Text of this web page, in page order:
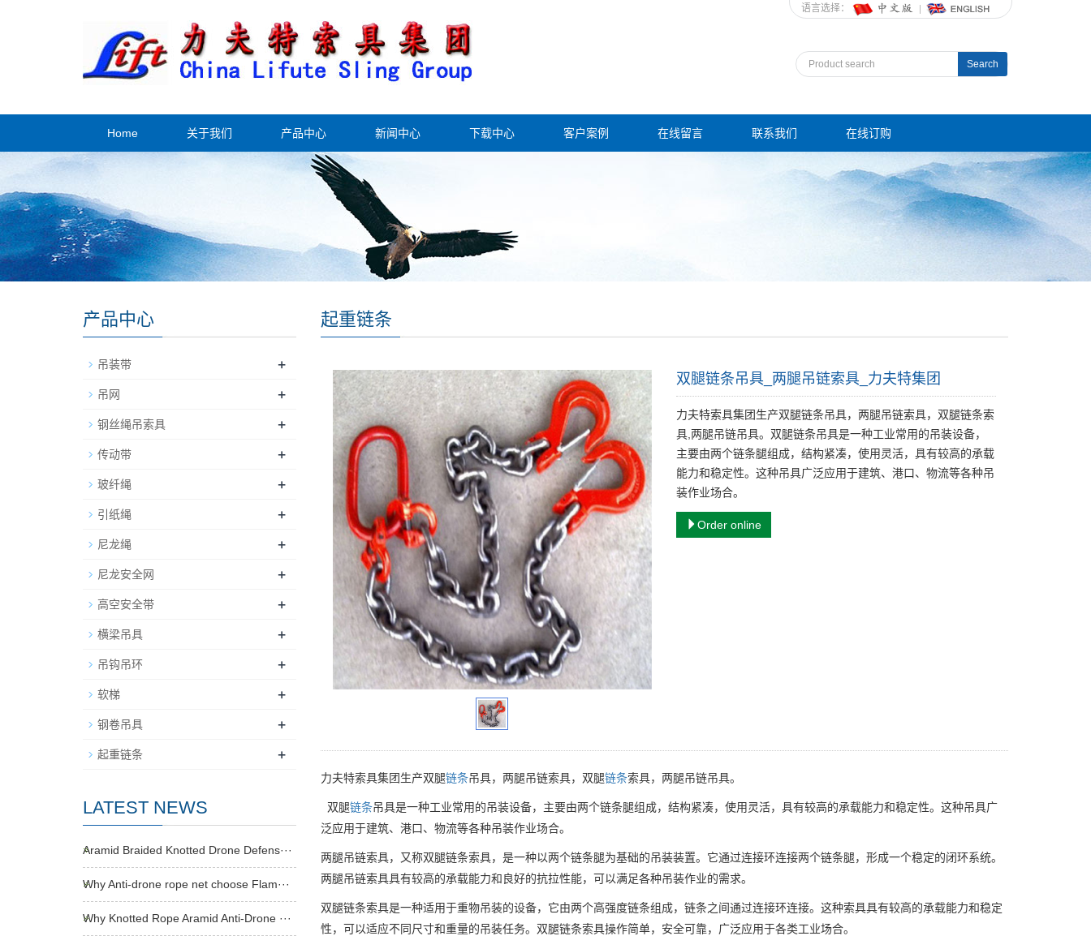
语言选择：
Search
Home 关于我们 产品中心 新闻中心 下载中心 客户案例 在线留言 联系我们 在线订购
起重链条
双腿链条吊具_两腿吊链索具_力夫特集团
力夫特索具集团生产双腿链条吊具，两腿吊链索具，双腿链条索
具,两腿吊链吊具。双腿链条吊具是一种工业常用的吊装设备，
主要由两个链条腿组成，结构紧凑，使用灵活，具有较高的承载
能力和稳定性。这种吊具广泛应用于建筑、港口、物流等各种吊
装作业场合。
Order online
力夫特索具集团生产双腿链条吊具，两腿吊链索具，双腿链条索具，两腿吊链吊具。
双腿链条吊具是一种工业常用的吊装设备，主要由两个链条腿组成，结构紧凑，使用灵活，具有较高的承载能力和稳定性。这种吊具广
泛应用于建筑、港口、物流等各种吊装作业场合。
两腿吊链索具，又称双腿链条索具，是一种以两个链条腿为基础的吊装装置。它通过连接环连接两个链条腿，形成一个稳定的闭环系统。
两腿吊链索具具有较高的承载能力和良好的抗拉性能，可以满足各种吊装作业的需求。
双腿链条索具是一种适用于重物吊装的设备，它由两个高强度链条组成，链条之间通过连接环连接。这种索具具有较高的承载能力和稳定
性，可以适应不同尺寸和重量的吊装任务。双腿链条索具操作简单，安全可靠，广泛应用于各类工业场合。
产品中心
吊装带 +
吊网 +
钢丝绳吊索具 +
传动带 +
玻纤绳 +
引纸绳 +
尼龙绳 +
尼龙安全网 +
高空安全带 +
横梁吊具 +
吊钩吊环 +
软梯 +
钢卷吊具 +
起重链条 +
LATEST NEWS
Aramid Braided Knotted Drone Defens···
Why Anti-drone rope net choose Flam···
Why Knotted Rope Aramid Anti-Drone ···